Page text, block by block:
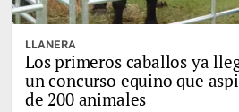
LLANERA
Los primeros caballos ya
un concurso equino que
de 200 animales